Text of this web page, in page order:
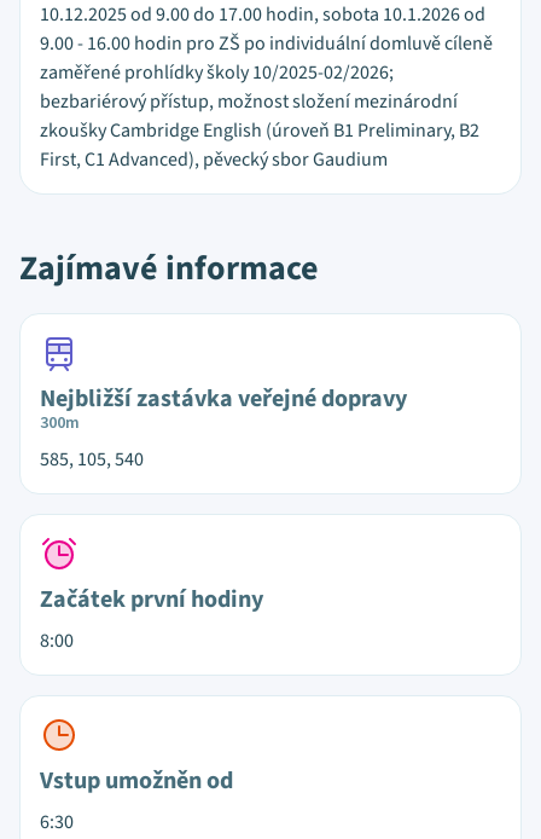
10.12.2025 od 9.00 do 17.00 hodin, sobota 10.1.2026 od
9.00 - 16.00 hodin pro ZŠ po individuální domluvě cíleně
zaměřené prohlídky školy 10/2025-02/2026;
bezbariérový přístup, možnost složení mezinárodní
zkoušky Cambridge English (úroveň B1 Preliminary, B2
First, C1 Advanced), pěvecký sbor Gaudium
Zajímavé informace
Nejbližší zastávka veřejné dopravy
300m
585, 105, 540
Začátek první hodiny
8:00
Vstup umožněn od
6:30